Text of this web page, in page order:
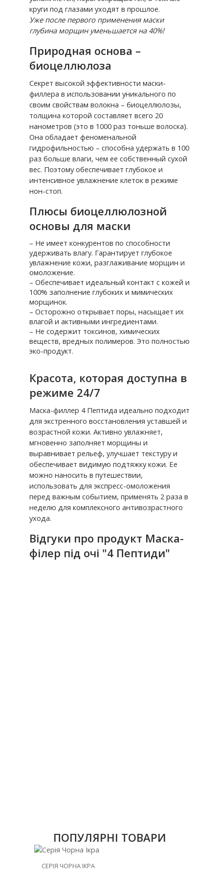
круги под глазами уходят в прошлое.
Уже после первого применения маски
глубина морщин уменьшается на 40%!
Природная основа –
биоцеллюлоза
Секрет высокой эффективности маски-
филлера в использовании уникального по
своим свойствам волокна – биоцеллюлозы,
толщина которой составляет всего 20
нанометров (это в 1000 раз тоньше волоска).
Она обладает феноменальной
гидрофильностью – способна удержать в 100
раз больше влаги, чем ее собственный сухой
вес. Поэтому обеспечивает глубокое и
интенсивное увлажнение клеток в режиме
нон-стоп.
Плюсы биоцеллюлозной
основы для маски
– Не имеет конкурентов по способности
удерживать влагу. Гарантирует глубокое
увлажнение кожи, разглаживание морщин и
омоложение.
– Обеспечивает идеальный контакт с кожей и
100% заполнение глубоких и мимических
морщинок.
– Осторожно открывает поры, насыщает их
влагой и активными ингредиентами.
– Не содержит токсинов, химических
веществ, вредных полимеров. Это полностью
эко-продукт.
Красота, которая доступна в
режиме 24/7
Маска-филлер 4 Пептида идеально подходит
для экстренного восстановления уставшей и
возрастной кожи. Активно увлажняет,
мгновенно заполняет морщины и
выравнивает рельеф, улучшает текстуру и
обеспечивает видимую подтяжку кожи. Ее
можно наносить в путешествии,
использовать для экспресс-омоложения
перед важным событием, применять 2 раза в
неделю для комплексного антивозрастного
ухода.
Відгуки про продукт Маска-
філер під очі "4 Пептиди"
ПОПУЛЯРНІ ТОВАРИ
НОВИНКА
СЕРІЯ ЧОРНА ІКРА